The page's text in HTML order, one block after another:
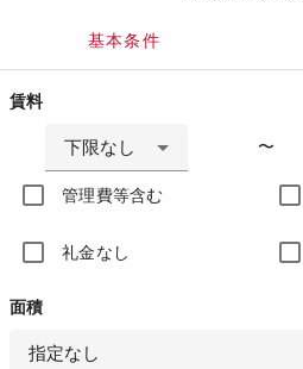
基本条件
賃料
下限なし 〜
管理費等含む
礼金なし
面積
指定なし